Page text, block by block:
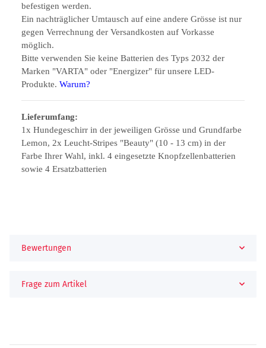
befestigen werden.
Ein nachträglicher Umtausch auf eine andere Grösse ist nur
gegen Verrechnung der Versandkosten auf Vorkasse
möglich.
Bitte verwenden Sie keine Batterien des Typs 2032 der
Marken "VARTA" oder "Energizer" für unsere LED-
Produkte. Warum?
Lieferumfang:
1x Hundegeschirr in der jeweiligen Grösse und Grundfarbe
Lemon, 2x Leucht-Stripes "Beauty" (10 - 13 cm) in der
Farbe Ihrer Wahl, inkl. 4 eingesetzte Knopfzellenbatterien
sowie 4 Ersatzbatterien
Bewertungen
Frage zum Artikel